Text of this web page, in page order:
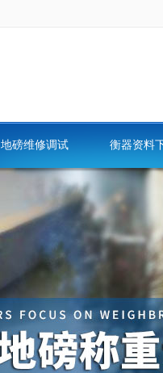
地磅维修调试 衡器资料